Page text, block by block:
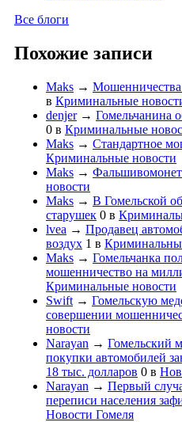
Все блоги
Похожие записи
Maks →
в Криминальные
denjer→ Гомельчанина
0 в Криминальные
Maks → Стандартное
Криминальные новости
Maks →
новости
Maks → В Гомельской
старушек 0 в
lvea → Продавец
воздух 1 в
Maks → Гомельчанка
мошенничество на
Криминальные новости
Swift → Гомельскую
совершении
новости
Narayan → Гомельский
покупки автомобилей
18 тыс. долларов 0 в
Narayan → Первый
переписи населения
Новости Гомеля